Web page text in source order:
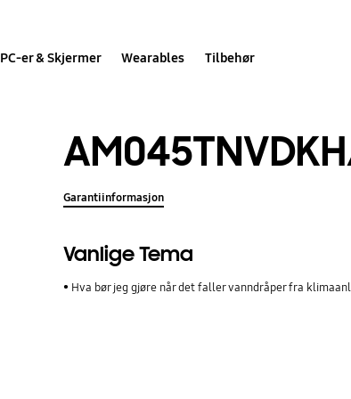
PC-er & Skjermer Wearables Tilbehør
Garantiinformasjon
Vanlige Tema
Hva bør jeg gjøre når det faller vanndråper fra